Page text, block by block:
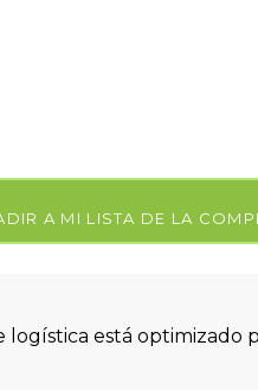
A MI LISTA DE LA
logística está optimizado